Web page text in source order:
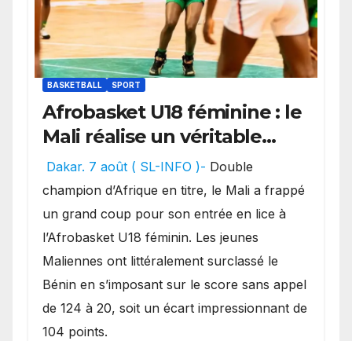
BASKETBALL SPORT
Afrobasket U18 féminine : le
Mali réalise un véritable
festival offensif et inflige
une lourde défaite au
Bénin.
Dakar. 7 août ( SL-INFO )- Double
champion d’Afrique en titre, le Mali a frappé
un grand coup pour son entrée en lice à
l’Afrobasket U18 féminin. Les jeunes
Maliennes ont littéralement surclassé le
Bénin en s’imposant sur le score sans appel
de 124 à 20, soit un écart impressionnant de
104 points.